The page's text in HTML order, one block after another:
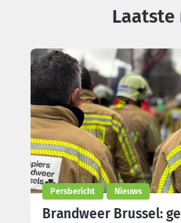
Laatste
Persbericht Nieuws
Brandweer Brussel: